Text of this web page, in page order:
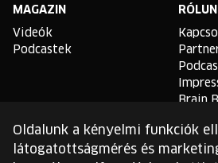
MAGAZIN
Videók
Podcastek
Brain
TLDR
Általános Szerződési
Oldalunk a kényelmi funkciók
látogatottságmérés és